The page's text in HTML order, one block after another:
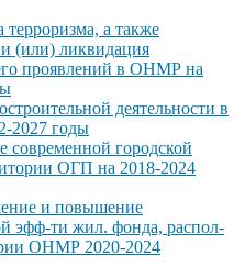
а также
(или) ликвидация
проявлений в ОНМР на
деятельности в
2027 годы
современной городской
ОГП на 2018-2024
и повышение
эфф-ти жил. фонда, распол-
ОНМР 2020-2024